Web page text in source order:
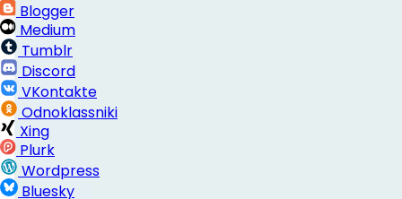
Blogger
Medium
Tumblr
Discord
VKontakte
Odnoklassniki
Xing
Plurk
Wordpress
Bluesky